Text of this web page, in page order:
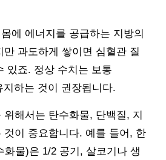
에 에너지를 공급하는 지방의
만 과도하게 쌓이면 심혈관 질
있죠. 정상 수치는 보통
지하는 것이 권장됩니다.
해서는 탄수화물, 단백질, 지
것이 중요합니다. 예를 들어, 한
화물)은 1/2 공기, 살코기나 생